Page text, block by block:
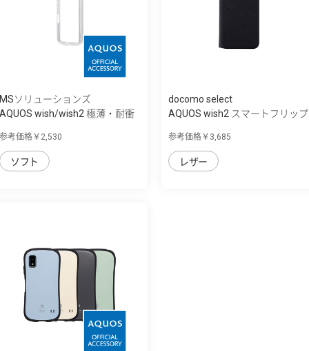
MSソリューションズ
AQUOS wish/wish2 極薄・耐衝
参考価格￥2,530
ソフト
docomo select
AQUOS wish2 スマートフリップ
参考価格￥3,685
レザー